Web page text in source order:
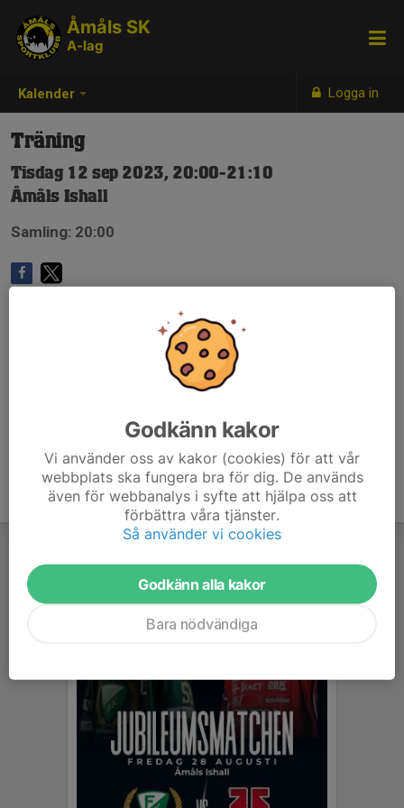
Kalender Logga in
Åmåls SK
A-lag
Träning
Tisdag 12 sep 2023, 20:00-21:10
Åmåls Ishall
Samling: 20:00
Godkänn kakor
Vi använder oss av kakor (cookies) för att vår
webbplats ska fungera bra för dig. De används
även för webbanalys i syfte att hjälpa oss att
förbättra våra tjänster.
Så använder vi cookies
Godkänn alla kakor
Bara nödvändiga